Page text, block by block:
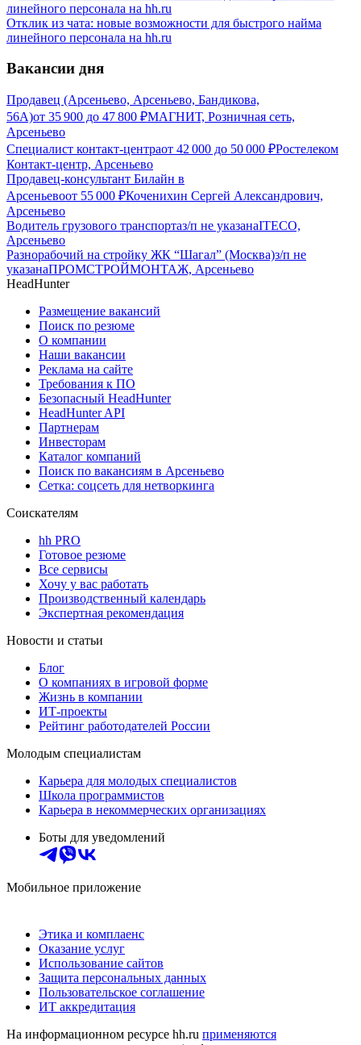
Отклик из чата: новые возможности для быстрого найма
линейного персонала на hh.ru
Вакансии дня
Продавец (Арсеньево, Арсеньево, Бандикова,
56А)от 35 900 до 47 800 ₽МАГНИТ, Розничная сеть,
Арсеньево
Специалист контакт-центраот 42 000 до 50 000 ₽Ростелеком
Контакт-центр, Арсеньево
Продавец-консультант Билайн в
Арсеньевоот 55 000 ₽Коченихин Сергей Александрович,
Арсеньево
Водитель грузового транспортаз/п не указанаITECO,
Арсеньево
Разнорабочий на стройку ЖК “Шагал” (Москва)з/п не
указанаПРОМСТРОЙМОНТАЖ, Арсеньево
HeadHunter
Размещение вакансий
Поиск по резюме
О компании
Наши вакансии
Реклама на сайте
Требования к ПО
Безопасный HeadHunter
HeadHunter API
Партнерам
Инвесторам
Каталог компаний
Поиск по вакансиям в Арсеньево
Сетка: соцсеть для нетворкинга
Соискателям
hh PRO
Готовое резюме
Все сервисы
Хочу у вас работать
Производственный календарь
Экспертная рекомендация
Новости и статьи
Блог
О компаниях в игровой форме
Жизнь в компании
ИТ-проекты
Рейтинг работодателей России
Молодым специалистам
Карьера для молодых специалистов
Школа программистов
Карьера в некоммерческих организациях
Боты для уведомлений
Мобильное приложение
Этика и комплаенс
Оказание услуг
Использование сайтов
Защита персональных данных
Пользовательское соглашение
ИТ аккредитация
На информационном ресурсе hh.ru применяются